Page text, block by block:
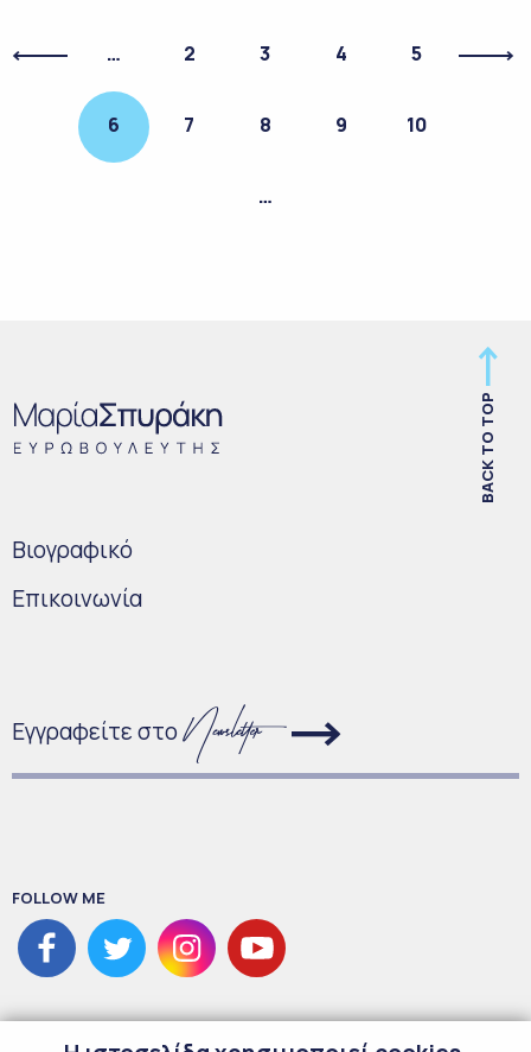
… 2 3 4 5
6 7 8 9 10
…
BACK TO TOP
Bιογραφικό
Επικοινωνία
Εγγραφείτε στο
FOLLOW ME